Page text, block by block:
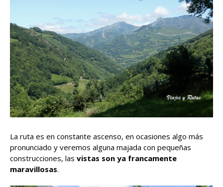
La ruta es en constante ascenso, en ocasiones algo más
pronunciado y veremos alguna majada con pequeñas
construcciones, las vistas son ya francamente
maravillosas.